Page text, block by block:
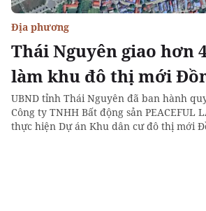
Thái Nguyên giao hơn
làm khu đô thị mới
Địa phương
UBND tỉnh Thái Nguyên đã ban hành
Công ty TNHH Bất động sản PEACEFUL
thực hiện Dự án Khu dân cư đô thị mới